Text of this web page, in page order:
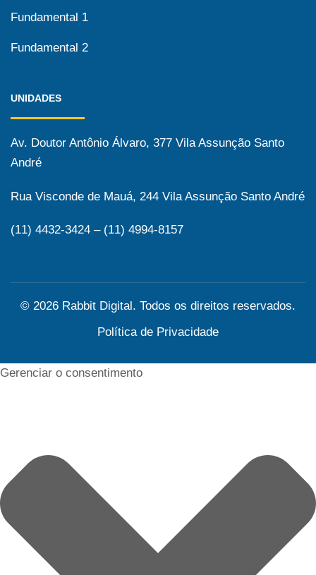
Fundamental 1
Fundamental 2
UNIDADES
Av. Doutor Antônio Álvaro, 377 Vila Assunção Santo
André
Rua Visconde de Mauá, 244 Vila Assunção Santo André
(11) 4432-3424 – (11) 4994-8157
© 2026 Rabbit Digital. Todos os direitos reservados.
Política de Privacidade
Gerenciar o consentimento